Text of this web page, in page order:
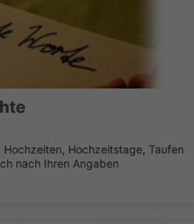
Hochzeitstage, Taufen
nach Ihren Angaben